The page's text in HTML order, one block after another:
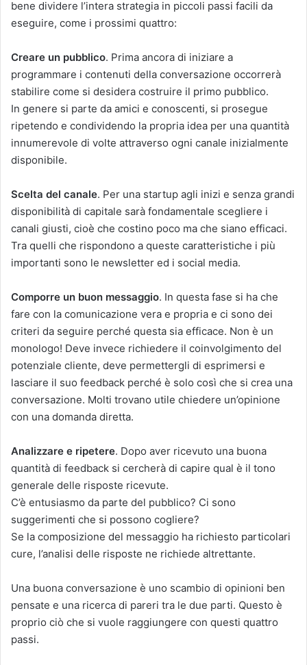
bene dividere l’intera strategia in piccoli passi facili da
eseguire, come i prossimi quattro:
Creare un pubblico. Prima ancora di iniziare a
programmare i contenuti della conversazione occorrerà
stabilire come si desidera costruire il primo pubblico.
In genere si parte da amici e conoscenti, si prosegue
ripetendo e condividendo la propria idea per una quantità
innumerevole di volte attraverso ogni canale inizialmente
disponibile.
Scelta del canale. Per una startup agli inizi e senza grandi
disponibilità di capitale sarà fondamentale scegliere i
canali giusti, cioè che costino poco ma che siano efficaci.
Tra quelli che rispondono a queste caratteristiche i più
importanti sono le newsletter ed i social media.
Comporre un buon messaggio. In questa fase si ha che
fare con la comunicazione vera e propria e ci sono dei
criteri da seguire perché questa sia efficace. Non è un
monologo! Deve invece richiedere il coinvolgimento del
potenziale cliente, deve permettergli di esprimersi e
lasciare il suo feedback perché è solo così che si crea una
conversazione. Molti trovano utile chiedere un’opinione
con una domanda diretta.
Analizzare e ripetere. Dopo aver ricevuto una buona
quantità di feedback si cercherà di capire qual è il tono
generale delle risposte ricevute.
C’è entusiasmo da parte del pubblico? Ci sono
suggerimenti che si possono cogliere?
Se la composizione del messaggio ha richiesto particolari
cure, l’analisi delle risposte ne richiede altrettante.
Una buona conversazione è uno scambio di opinioni ben
pensate e una ricerca di pareri tra le due parti. Questo è
proprio ciò che si vuole raggiungere con questi quattro
passi.